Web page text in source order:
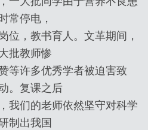
常停电，
位，教书育人。文革期间，
批教师惨
等许多优秀学者被迫害致
。复课之后
我们的老师依然坚守对科学
制出我国